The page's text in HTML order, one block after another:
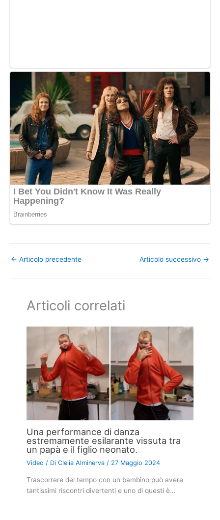
← Articolo precedente Articolo successivo →
Articoli correlati
Una performance di danza
estremamente esilarante vissuta tra
un papà e il figlio neonato.
Video / DiClelia Alminerva / 27 Maggio 2024
Trascorrere del tempo con un bambino può avere
tantissimi riscontri divertenti e uno di questi è…